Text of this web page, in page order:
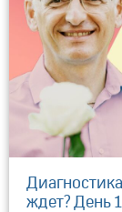
ждет? День